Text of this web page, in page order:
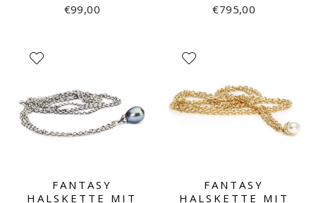
€99,00
€795,00
FANTASY
HALSKETTE MIT
FANTASY
HALSKETTE MIT